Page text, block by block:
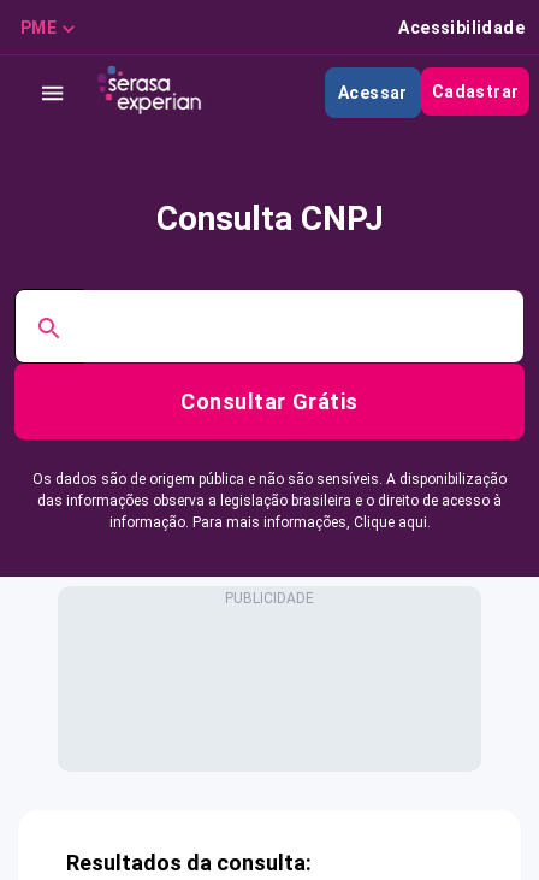
PME Acessibilidade
Acessar Cadastrar
Consulta CNPJ
Consultar Grátis
Os dados são de origem pública e não são sensíveis. A disponibilização
das informações observa a legislação brasileira e o direito de acesso à
informação. Para mais informações, Clique aqui.
Resultados da consulta: